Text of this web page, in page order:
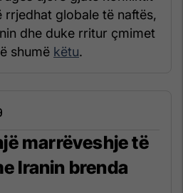
rrjedhat globale të naftës,
dhe duke rritur çmimet
shumë këtu.
marrëveshje të
Iranin brenda